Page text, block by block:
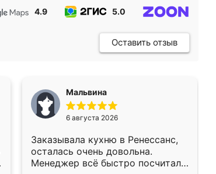
4.9 5.0
Оставить отзыв
Мальвина
6 августа 2026
Заказывала кухню в Ренессанс,
осталась очень довольна.
Менеджер всё быстро посчитала,